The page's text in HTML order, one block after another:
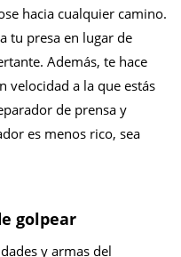
hacia cualquier camino.
tu presa en lugar de
Además, te hace
velocidad a la que estás
de prensa y
es menos rico, sea
golpear
y armas del